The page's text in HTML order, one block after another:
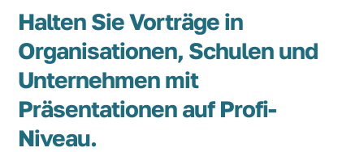
Halten Sie Vorträge in
Organisationen, Schulen und
Unternehmen mit
Präsentationen auf Profi-
Niveau.